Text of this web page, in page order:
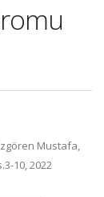
Mustafa,
10, 2022